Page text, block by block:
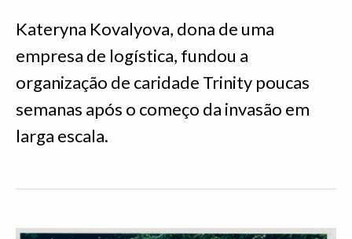
Kateryna Kovalyova, dona de uma
empresa de logística, fundou a
organização de caridade Trinity poucas
semanas após o começo da invasão em
larga escala.